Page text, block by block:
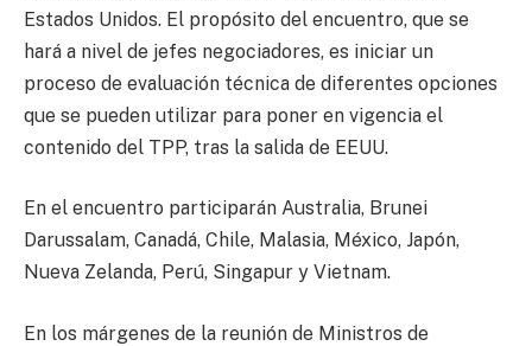
Estados Unidos. El propósito del encuentro, que se
hará a nivel de jefes negociadores, es iniciar un
proceso de evaluación técnica de diferentes opciones
que se pueden utilizar para poner en vigencia el
contenido del TPP, tras la salida de EEUU.
En el encuentro participarán Australia, Brunei
Darussalam, Canadá, Chile, Malasia, México, Japón,
Nueva Zelanda, Perú, Singapur y Vietnam.
En los márgenes de la reunión de Ministros de